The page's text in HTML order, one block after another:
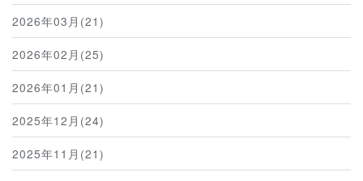
2026年03月(21)
2026年02月(25)
2026年01月(21)
2025年12月(24)
2025年11月(21)